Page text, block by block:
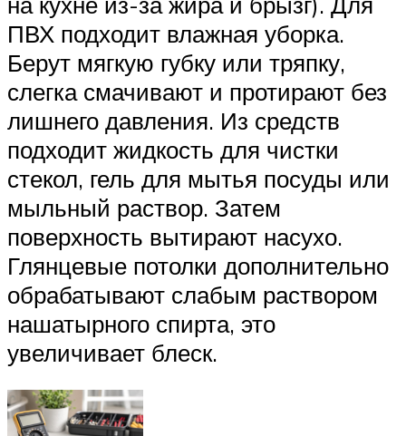
ПВХ подходит влажная уборка.
Берут мягкую губку или тряпку,
слегка смачивают и протирают без
лишнего давления. Из средств
подходит жидкость для чистки
стекол, гель для мытья посуды или
мыльный раствор. Затем
поверхность вытирают насухо.
Глянцевые потолки дополнительно
обрабатывают слабым раствором
нашатырного спирта, это
увеличивает блеск.